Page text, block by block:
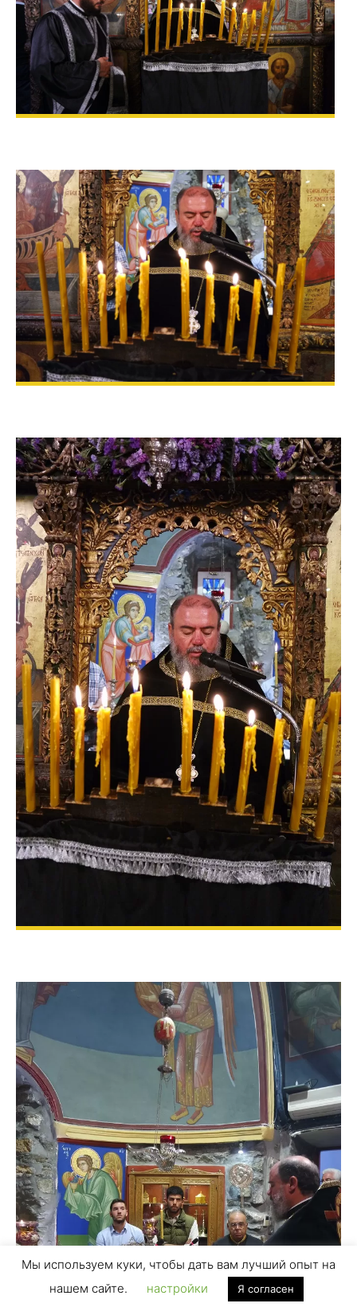
Мы используем куки, чтобы дать вам лучший опыт на
нашем сайте.
настройки Я согласен